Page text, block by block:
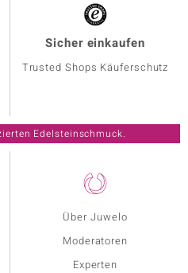
Über Juwelo
Moderatoren
Experten
Sicher einkaufen
Trusted Shops Käuferschutz
Edelsteinschmuck.